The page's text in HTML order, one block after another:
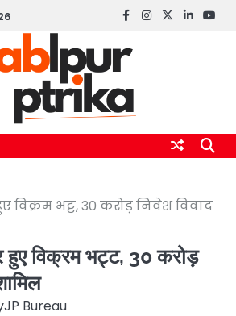
Facebook
instagram
twitterlinkedin
विक्रम भट्ट, 30 करोड़ निवेश विवाद
हुए विक्रम भट्ट, 30 करोड़
JP Bureau